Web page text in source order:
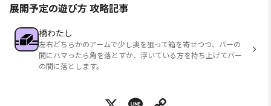
展開予定の遊び方 攻略記事
橋わたし
左右どちらかのアームで少し奥を狙って箱を寄せつつ、バーの
間にハマったら角を落とすか、浮いている方を持ち上げてバー
の間に落とします。